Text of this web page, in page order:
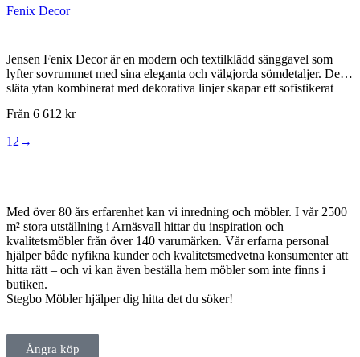
Fenix Decor
Jensen Fenix Decor är en modern och textilklädd sänggavel som
lyfter sovrummet med sina eleganta och välgjorda sömdetaljer. Den
släta ytan kombinerat med dekorativa linjer skapar ett sofistikerat
inredningsstilar. Med sin höjd på 125 cm och ett generöst djup på 15
erbjuder ett bekvämt stöd när du sitter upp i sängen. Perfekt för dig
Från 6 612 kr
12→
Med över 80 års erfarenhet kan vi inredning och möbler. I vår 2500
m² stora utställning i Arnäsvall hittar du inspiration och
kvalitetsmöbler från över 140 varumärken. Vår erfarna personal
hjälper både nyfikna kunder och kvalitetsmedvetna konsumenter att
hitta rätt – och vi kan även beställa hem möbler som inte finns i
butiken.
Stegbo Möbler hjälper dig hitta det du söker!
Ångra köp